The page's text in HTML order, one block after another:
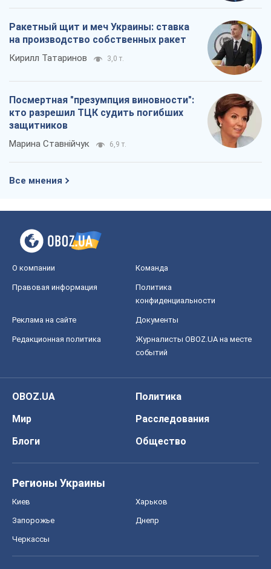
Ракетный щит и меч Украины: ставка
на производство собственных ракет
Кирилл Татаринов 3,0 т.
Посмертная "презумпция виновности":
кто разрешил ТЦК судить погибших
защитников
Марина Ставнійчук 6,9 т.
Все мнения
О компании Команда
Правовая информация
Политика
конфиденциальности
Реклама на сайте Документы
Редакционная политика
Журналисты OBOZ.UA на месте
событий
OBOZ.UA
Политика
Мир
Расследования
Блоги
Общество
Регионы Украины
Киев Харьков
Запорожье Днепр
Черкассы